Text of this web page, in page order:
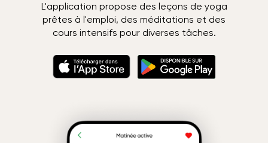
L'application propose des leçons de yoga
prêtes à l'emploi, des méditations et des
cours intensifs pour diverses tâches.